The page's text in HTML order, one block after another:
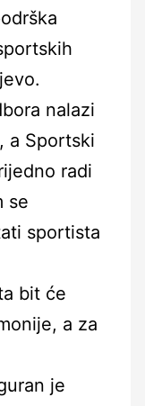
nalazi
a Sportski
radi
se
sportista
bit će
a za
je